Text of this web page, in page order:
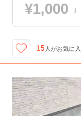
¥1,000 /
15 人がお気に